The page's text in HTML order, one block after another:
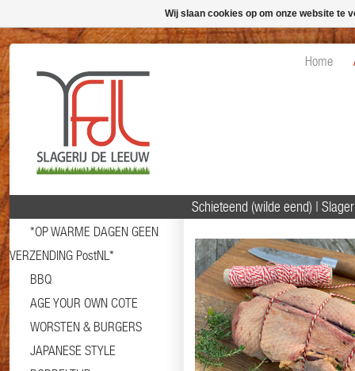
Home
*OP WARME DAGEN GEEN
VERZENDING PostNL*
BBQ
AGE YOUR OWN COTE
WORSTEN & BURGERS
JAPANESE STYLE
Schieteend (wilde eend) |
Wij slaan cookies op om onze website te